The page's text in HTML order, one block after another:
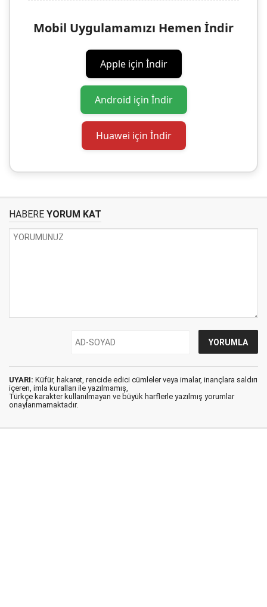
Mobil Uygulamamızı Hemen İndir
Apple için İndir
Android için İndir
Huawei için İndir
HABERE YORUM KAT
UYARI: Küfür, hakaret, rencide edici cümleler veya imalar, inançlara saldırı
içeren, imla kuralları ile yazılmamış,
Türkçe karakter kullanılmayan ve büyük harflerle yazılmış yorumlar
onaylanmamaktadır.